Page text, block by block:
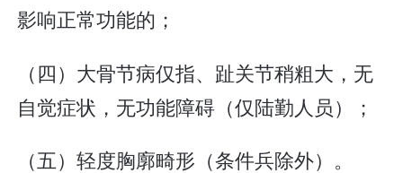
影响正常功能的；
（四）大骨节病仅指、趾关节稍粗大，无
自觉症状，无功能障碍（仅陆勤人员）；
（五）轻度胸廓畸形（条件兵除外）。